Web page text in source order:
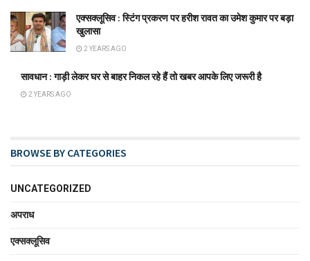
एक्सक्लूसिव : स्टिंग प्रकरण पर हरीश रावत का उमेश कुमार पर बड़ा
खुलासा
2 YEARS AGO
सावधान : गाड़ी लेकर घर से बाहर निकल रहे हैं तो खबर आपके लिए जरूरी है
2 YEARS AGO
BROWSE BY CATEGORIES
UNCATEGORIZED
अपराध
एक्सक्लूसिव